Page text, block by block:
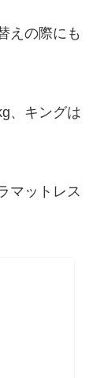
えの際にも
、キングは
マットレス